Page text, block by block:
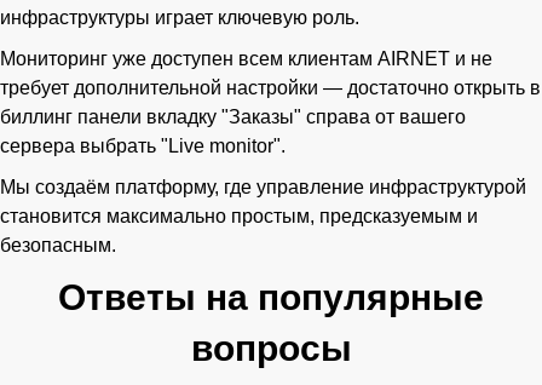
инфраструктуры играет ключевую роль.
Мониторинг уже доступен всем клиентам AIRNET и не
требует дополнительной настройки — достаточно открыть в
биллинг панели вкладку "Заказы" справа от вашего
сервера выбрать "Live monitor".
Мы создаём платформу, где управление инфраструктурой
становится максимально простым, предсказуемым и
безопасным.
Ответы на популярные
вопросы